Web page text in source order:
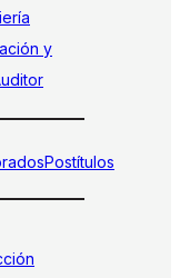
y
Postítulos